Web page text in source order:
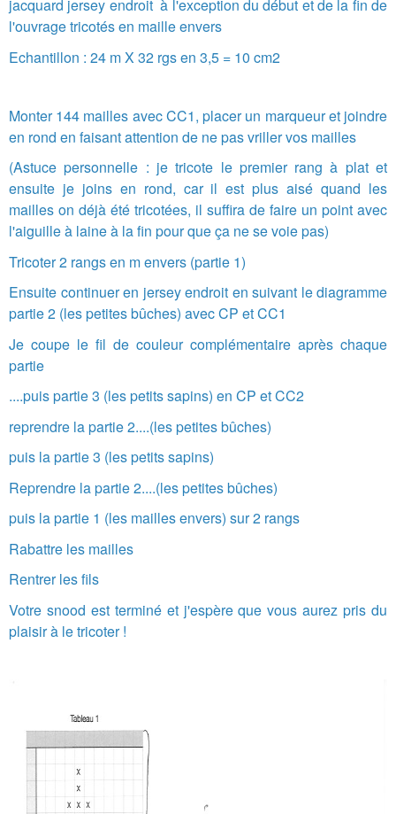
jacquard jersey endroit à l'exception du début et de la fin de
l'ouvrage tricotés en maille envers
Echantillon : 24 m X 32 rgs en 3,5 = 10 cm2
Monter 144 mailles avec CC1, placer un marqueur et joindre
en rond en faisant attention de ne pas vriller vos mailles
(Astuce personnelle : je tricote le premier rang à plat et
ensuite je joins en rond, car il est plus aisé quand les
mailles on déjà été tricotées, il suffira de faire un point avec
l'aiguille à laine à la fin pour que ça ne se voie pas)
Tricoter 2 rangs en m envers (partie 1)
Ensuite continuer en jersey endroit en suivant le diagramme
partie 2 (les petites bûches) avec CP et CC1
Je coupe le fil de couleur complémentaire après chaque
partie
....puis partie 3 (les petits sapins) en CP et CC2
reprendre la partie 2....(les petites bûches)
puis la partie 3 (les petits sapins)
Reprendre la partie 2....(les petites bûches)
puis la partie 1 (les mailles envers) sur 2 rangs
Rabattre les mailles
Rentrer les fils
Votre snood est terminé et j'espère que vous aurez pris du
plaisir à le tricoter !